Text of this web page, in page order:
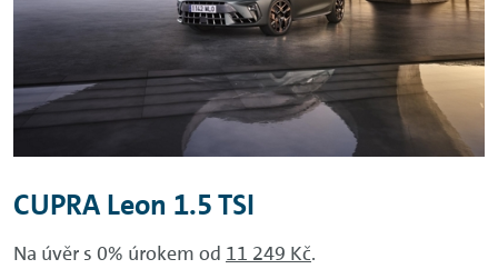
CUPRA Leon 1.5 TSI
Na úvěr s 0% úrokem od 11 249 Kč.